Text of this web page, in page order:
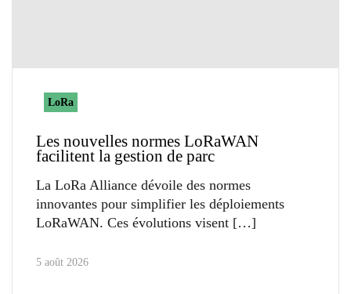
LoRa
Les nouvelles normes LoRaWAN
facilitent la gestion de parc
La LoRa Alliance dévoile des normes
innovantes pour simplifier les déploiements
LoRaWAN. Ces évolutions visent
5 août 2026